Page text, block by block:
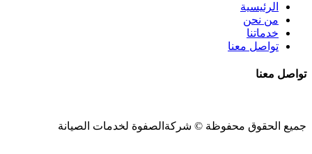
الرئيسية
من نحن
خدماتنا
تواصل معنا
تواصل معنا
جميع الحقوق محفوظة © شركةالصفوة لخدمات الصيانة